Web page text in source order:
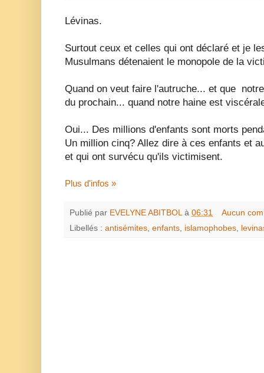
Lévinas.
Surtout ceux et celles qui ont déclaré et je
Musulmans détenaient le monopole de la
Quand on veut faire l'autruche... et que
du prochain... quand notre haine est
Oui... Des millions d'enfants sont morts
Un million cinq? Allez dire à ces enfants et
et qui ont survécu qu'ils victimisent.
Plus d'infos »
Publié par EVELYNE ABITBOL à 06:31
Aucun
Libellés : antisémites, enfants, islamophobes,